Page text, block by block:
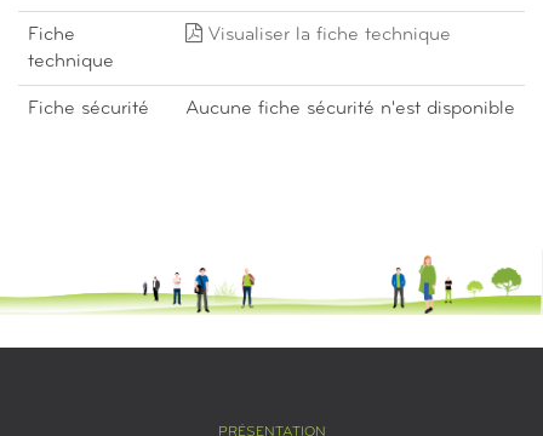
Fiche
technique
Visualiser la fiche technique
Fiche sécurité Aucune fiche sécurité n'est disponible
PRÉSENTATION